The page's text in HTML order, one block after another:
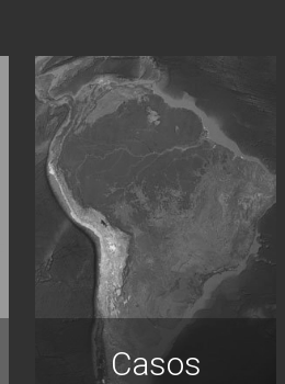
Casos